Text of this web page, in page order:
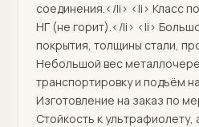
соединения.</li> <li> Класс
НГ (не горит).</li> <li>
покрытия, толщины стали,
Небольшой вес
транспортировку и подъём
Изготовление на заказ по
Стойкость к ультрафиолету,